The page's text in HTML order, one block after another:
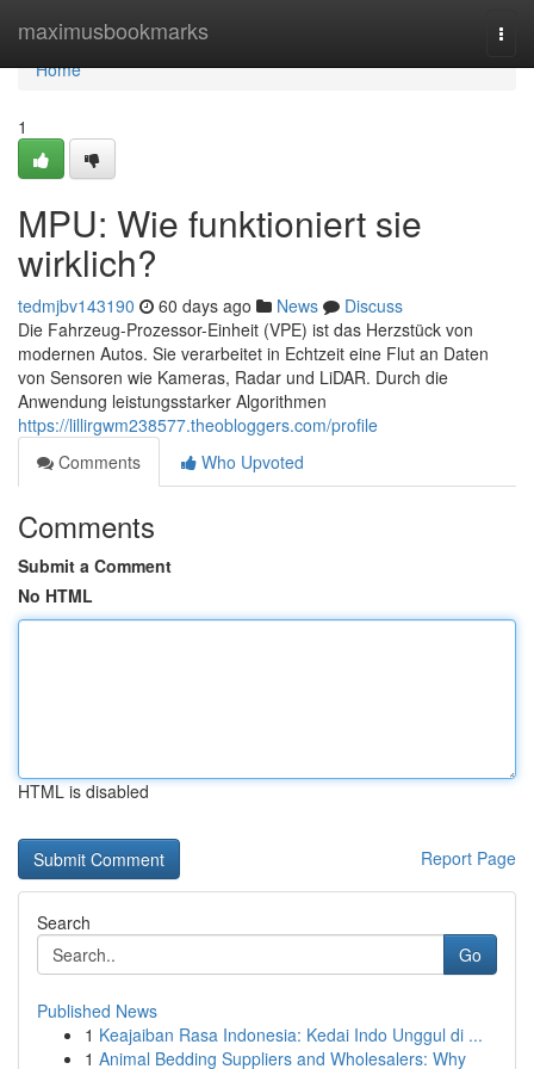
maximusbookmarks
Home
Home
1
MPU: Wie funktioniert sie
wirklich?
tedmjbv143190 60 days ago News
Discuss
Die Fahrzeug-Prozessor-Einheit (VPE) ist das Herzstück von
modernen Autos. Sie verarbeitet in Echtzeit eine Flut an Daten
von Sensoren wie Kameras, Radar und LiDAR. Durch die
Anwendung leistungsstarker Algorithmen
https://lillirgwm238577.theobloggers.com/profile
Comments
Who Upvoted
Comments
Submit a Comment
No HTML
HTML is disabled
Report Page
Search
Go
Published News
1 Keajaiban Rasa Indonesia: Kedai Indo Unggul di ...
1 Animal Bedding Suppliers and Wholesalers: Why